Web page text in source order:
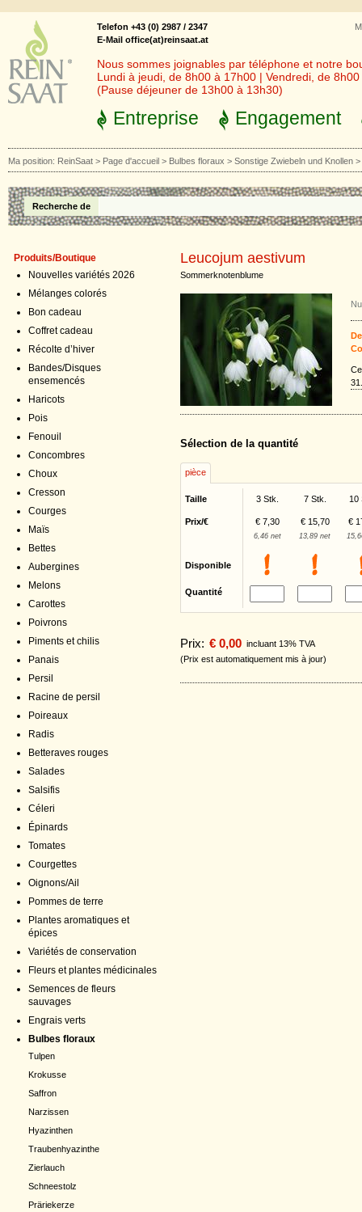
Telefon +43 (0) 2987 / 2347
E-Mail office(at)reinsaat.at
Nous sommes joignables par téléphone et notre
Lundi à jeudi, de 8h00 à 17h00 | Vendredi, de
(Pause déjeuner de 13h00 à 13h30)
Entreprise Engagement
Ma position: ReinSaat > Page d'accueil > Bulbes floraux > Sonstige Zwiebeln und Knollen >
Recherche de
Produits/Boutique
Nouvelles variétés 2026
Mélanges colorés
Bon cadeau
Coffret cadeau
Récolte d’hiver
Bandes/Disques
ensemencés
Haricots
Pois
Fenouil
Concombres
Choux
Cresson
Courges
Maïs
Bettes
Aubergines
Melons
Carottes
Poivrons
Piments et chilis
Panais
Persil
Racine de persil
Poireaux
Radis
Betteraves rouges
Salades
Salsifis
Céleri
Épinards
Tomates
Courgettes
Oignons/Ail
Pommes de terre
Plantes aromatiques et
épices
Variétés de conservation
Fleurs et plantes médicinales
Semences de fleurs
sauvages
Engrais verts
Bulbes floraux
Tulpen
Krokusse
Saffron
Narzissen
Hyazinthen
Traubenhyazinthe
Zierlauch
Schneestolz
Präriekerze
Leucojum aestivum
Sommerknotenblume
Sélection de la quantité
pièce
Taille 3 Stk. 7 Stk. 10
Prix/€ € 7,30 € 15,70 €
6,46 net 13,89 net
Disponible
Quantité
Prix: € 0,00 incluant 13% TVA
(Prix est automatiquement mis à jour)